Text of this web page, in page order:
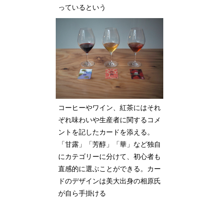
っているという
コーヒーやワイン、紅茶にはそれ
ぞれ味わいや生産者に関するコメ
ントを記したカードを添える。
「甘露」「芳醇」「華」など独自
にカテゴリーに分けて、初心者も
直感的に選ぶことができる。カー
ドのデザインは美大出身の相原氏
が自ら手掛ける